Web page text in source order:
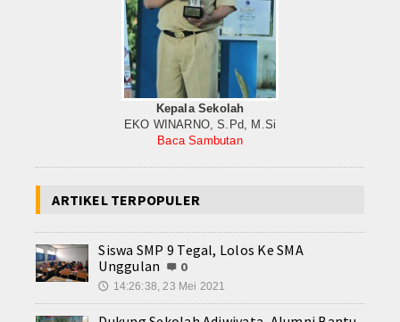
Kepala Sekolah
EKO WINARNO, S.Pd, M.Si
Baca Sambutan
ARTIKEL TERPOPULER
Siswa SMP 9 Tegal, Lolos Ke SMA
Unggulan
0
🕔 14:26:38, 23 Mei 2021